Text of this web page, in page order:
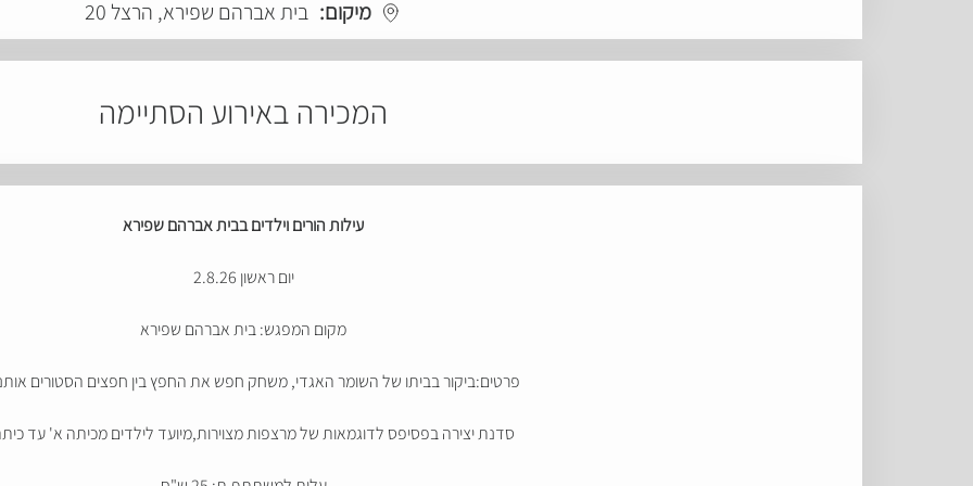
מיקום: בית אברהם שפירא, הרצל 20
המכירה באירוע הסתיימה
עילות הורים וילדים בבית אברהם שפירא
יום ראשון 2.8.26
מקום המפגש: בית אברהם שפירא
פרטים:ביקור בביתו של השומר האגדי, משחק חפש את החפץ בין חפצים הסטורים
סדנת יצירה בפסיפס לדוגמאות של מרצפות מצוירות,מיועד לילדים מכיתה א' עד